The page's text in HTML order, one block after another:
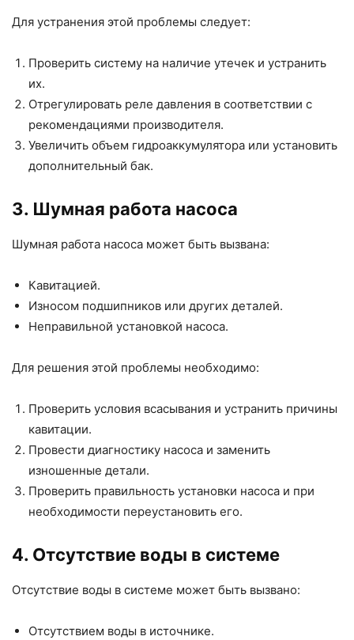
Для устранения этой проблемы следует:
Проверить систему на наличие утечек и устранить
их.
Отрегулировать реле давления в соответствии с
рекомендациями производителя.
Увеличить объем гидроаккумулятора или установить
дополнительный бак.
3. Шумная работа насоса
Шумная работа насоса может быть вызвана:
Кавитацией.
Износом подшипников или других деталей.
Неправильной установкой насоса.
Для решения этой проблемы необходимо:
Проверить условия всасывания и устранить причины
кавитации.
Провести диагностику насоса и заменить
изношенные детали.
Проверить правильность установки насоса и при
необходимости переустановить его.
4. Отсутствие воды в системе
Отсутствие воды в системе может быть вызвано:
Отсутствием воды в источнике.